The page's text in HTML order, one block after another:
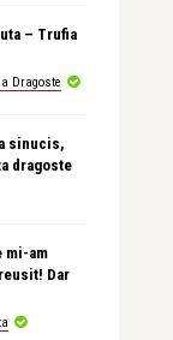
– Trufia
Dragoste
sinucis,
dragoste
mi-am
Dar